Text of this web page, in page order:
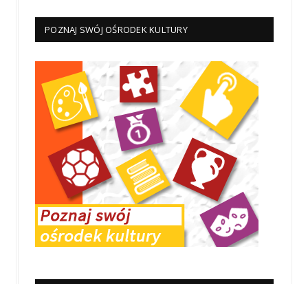
POZNAJ SWÓJ OŚRODEK KULTURY